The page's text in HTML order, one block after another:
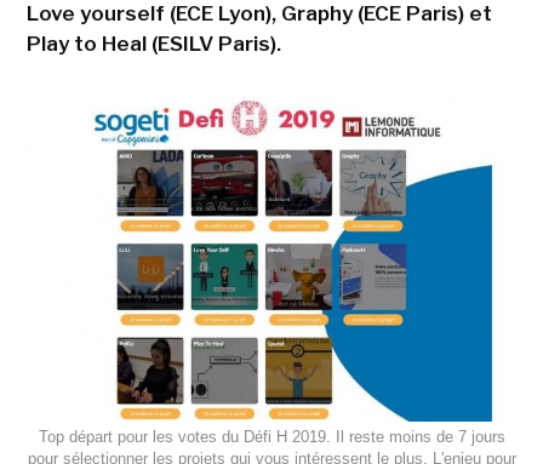
Love yourself (ECE Lyon), Graphy (ECE Paris) et
Play to Heal (ESILV Paris).
Top départ pour les votes du Défi H 2019. Il reste moins de 7 jours
pour sélectionner les projets qui vous intéressent le plus. L'enjeu pour